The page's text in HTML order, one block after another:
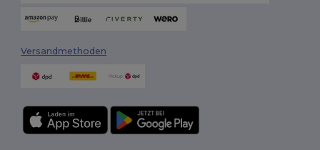
Versandmethoden